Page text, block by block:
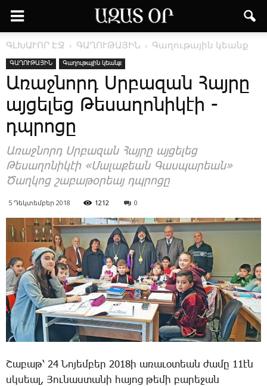
ԳԼԽԱՒՈՐ ԷՋ ԳԱՂՈՒԹԱՅԻՆ Գաղութային կեանք
ԳԱՂՈՒԹԱՅԻՆ Գաղութային կեանք
Ա­ռաջ­նորդ Սր­բա­զան ­Հայ­րը
այ­ցե­լեց ­Թե­սա­ղո­նի­կէի ­
դպրո­ցը
Ա­ռաջ­նորդ Սր­բա­զան ­Հայ­րը այ­ցե­լեց
­Թե­սա­ղո­նի­կէի «­Մա­լա­քեան ­Գաս­պա­րեան»
­Ծաղ­կոց շա­բա­թօ­րեայ դպրո­ցը
5 Դեկտեմբեր 2018 1212 0
­Շա­բաթ՝ 24 ­Նո­յեմ­բեր 2018ի ա­ռա­ւօ­տեան ժա­մը 11էն
սկսեալ, ­Յու­նաս­տա­նի հա­յոց թե­մի բա­րե­ջան